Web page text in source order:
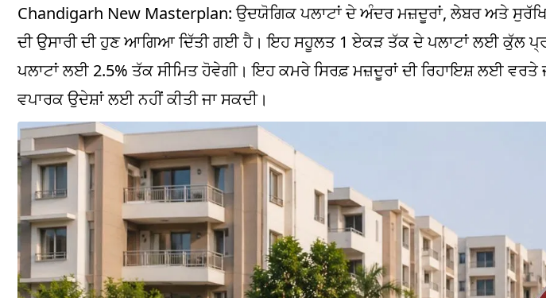
Chandigarh New Masterplan: ਉਦਯੋਗਿਕ ਪਲਾਟਾਂ ਦੇ ਅੰਦਰ ਮਜ਼ਦੂਰਾਂ, ਲੇਬਰ ਅਤੇ
ਦੀ ਉਸਾਰੀ ਦੀ ਹੁਣ ਆਗਿਆ ਦਿੱਤੀ ਗਈ ਹੈ। ਇਹ ਸਹੂਲਤ 1 ਏਕੜ ਤੱਕ ਦੇ ਪਲਾਟਾਂ ਲਈ ਕੁੱਲ
ਪਲਾਟਾਂ ਲਈ 2.5% ਤੱਕ ਸੀਮਿਤ ਹੋਵੇਗੀ। ਇਹ ਕਮਰੇ ਸਿਰਫ਼ ਮਜ਼ਦੂਰਾਂ ਦੀ ਰਿਹਾਇਸ਼ ਲਈ ਵਰਤੇ
ਵਪਾਰਕ ਉਦੇਸ਼ਾਂ ਲਈ ਨਹੀਂ ਕੀਤੀ ਜਾ ਸਕਦੀ।